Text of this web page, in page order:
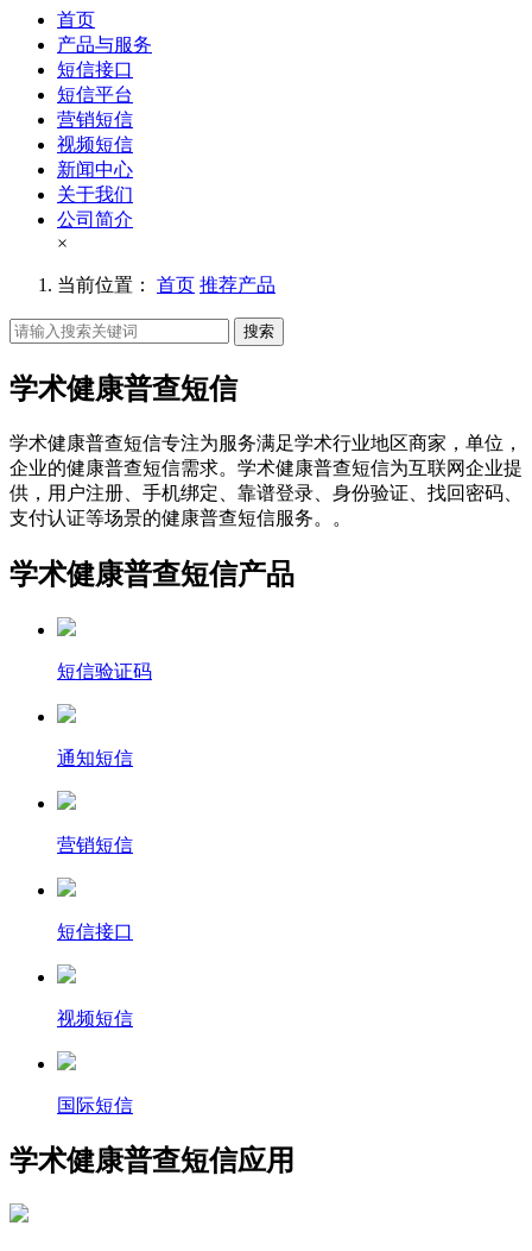
首页
产品与服务
短信接口
短信平台
营销短信
视频短信
新闻中心
关于我们
公司简介
×
当前位置： 首页 推荐产品
搜索
学术健康普查短信
学术健康普查短信专注为服务满足学术行业地区商家，单位，
企业的健康普查短信需求。学术健康普查短信为互联网企业提
供，用户注册、手机绑定、靠谱登录、身份验证、找回密码、
支付认证等场景的健康普查短信服务。。
学术健康普查短信产品
短信验证码
通知短信
营销短信
短信接口
视频短信
国际短信
学术健康普查短信应用